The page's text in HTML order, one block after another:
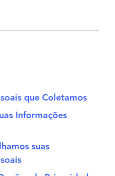
que Coletamos
Informações
suas